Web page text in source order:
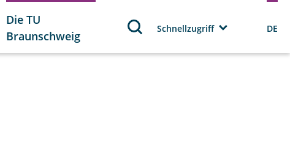
Die TU
Braunschweig
Schnellzugriff DE